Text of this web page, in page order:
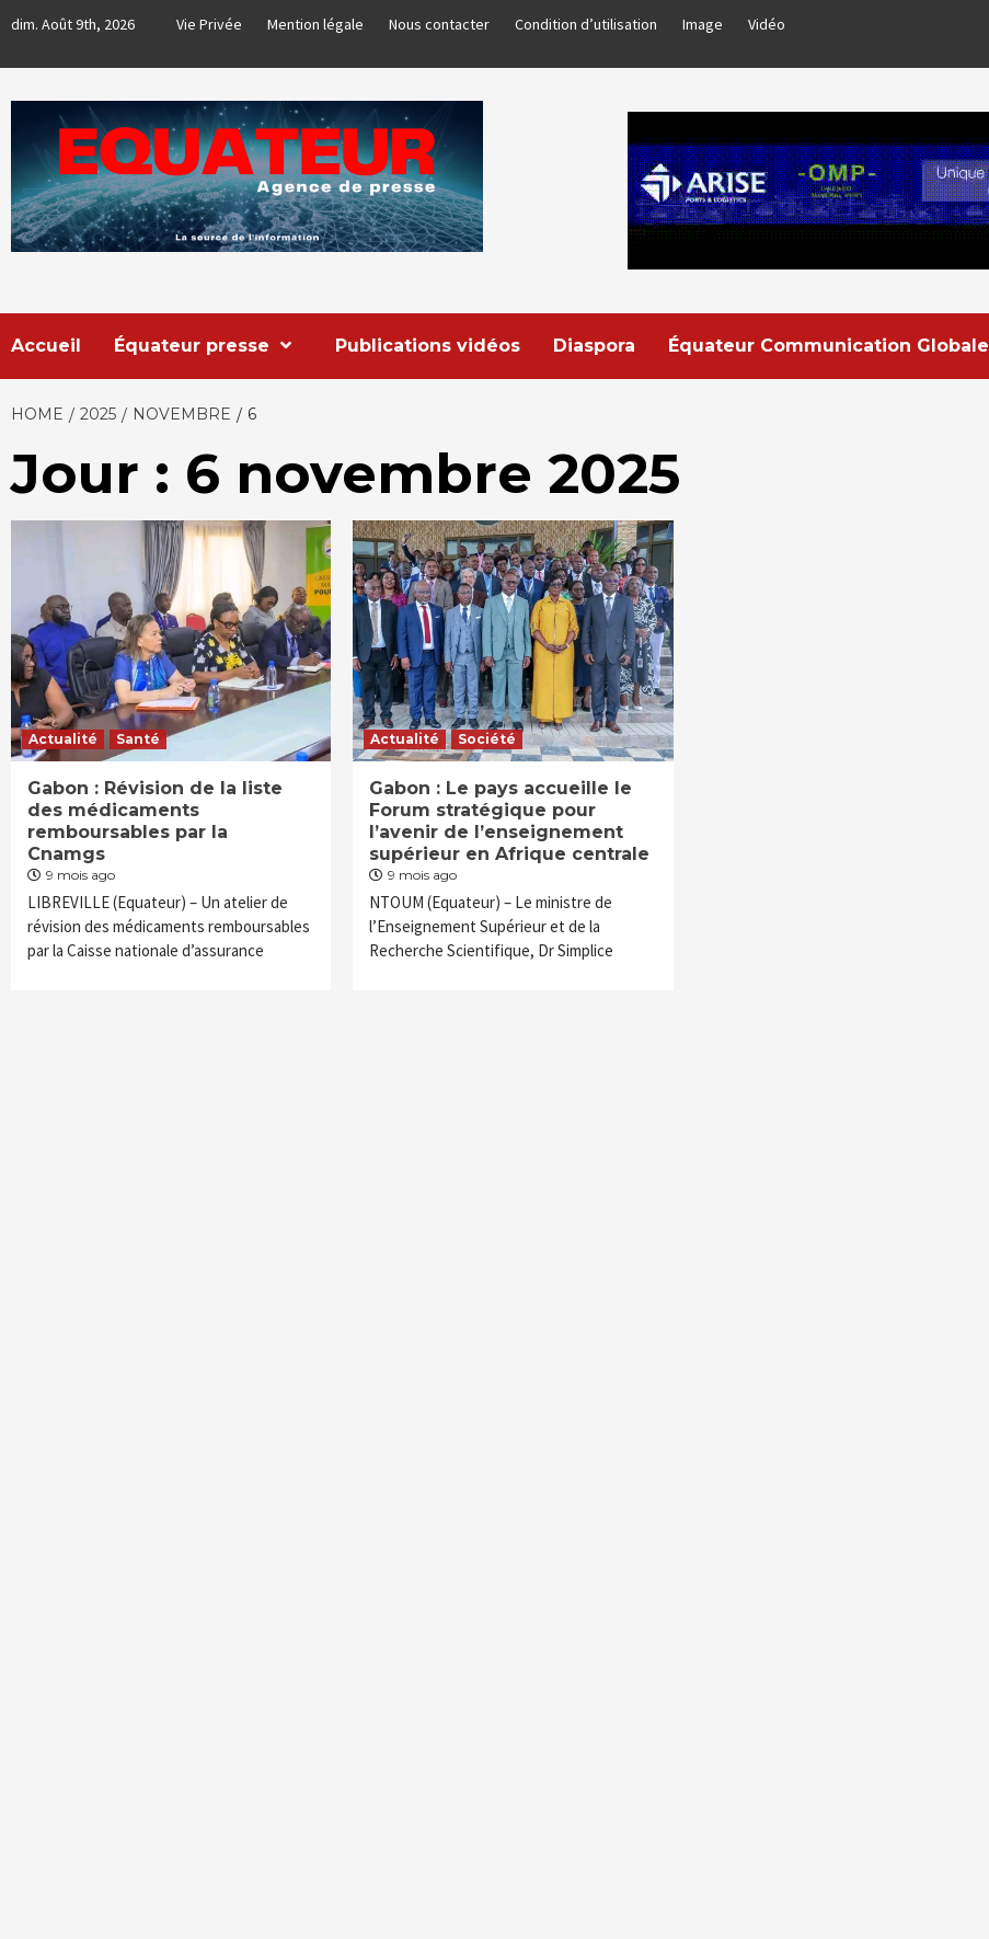
content
dim. Août 9th, 2026 Vie Privée Mention légale Nous contacter Condition d’utilisation Image Vidéo
EQUATEUR
Accueil Équateur presse Publications vidéos Diaspora Équateur Communication Globale
HOME 2025 NOVEMBRE 6
Jour : 6 novembre 2025
Actualité Santé
Gabon : Révision de la liste
des médicaments
remboursables par la
Cnamgs
9 mois ago
LIBREVILLE (Equateur) – Un atelier de
révision des médicaments remboursables
par la Caisse nationale d’assurance
Actualité Société
Gabon : Le pays accueille le
Forum stratégique pour
l’avenir de l’enseignement
supérieur en Afrique centrale
9 mois ago
NTOUM (Equateur) – Le ministre de
l’Enseignement Supérieur et de la
Recherche Scientifique, Dr Simplice